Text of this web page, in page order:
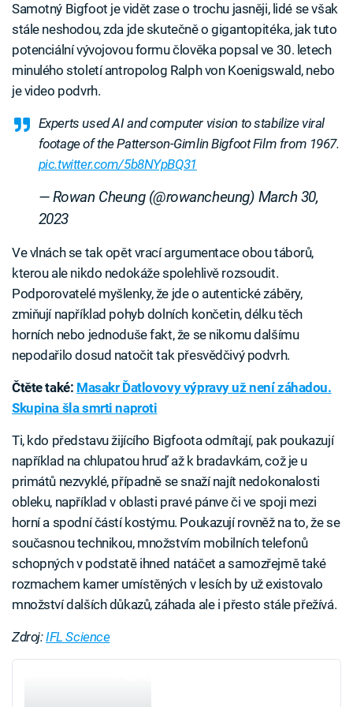
Samotný Bigfoot je vidět zase o trochu jasněji, lidé se však
stále neshodou, zda jde skutečně o gigantopitéka, jak tuto
potenciální vývojovou formu člověka popsal ve 30. letech
minulého století antropolog Ralph von Koenigswald, nebo
je video podvrh.
Experts used AI and computer vision to stabilize viral
footage of the Patterson-Gimlin Bigfoot Film from 1967.
pic.twitter.com/5b8NYpBQ31
— Rowan Cheung (@rowancheung) March 30,
2023
Ve vlnách se tak opět vrací argumentace obou táborů,
kterou ale nikdo nedokáže spolehlivě rozsoudit.
Podporovatelé myšlenky, že jde o autentické záběry,
zmiňují například pohyb dolních končetin, délku těch
horních nebo jednoduše fakt, že se nikomu dalšímu
nepodařilo dosud natočit tak přesvědčivý podvrh.
Čtěte také: Masakr Ďatlovovy výpravy už není záhadou.
Skupina šla smrti naproti
Ti, kdo představu žijícího Bigfoota odmítají, pak poukazují
například na chlupatou hruď až k bradavkám, což je u
primátů nezvyklé, případně se snaží najít nedokonalosti
obleku, například v oblasti pravé pánve či ve spoji mezi
horní a spodní částí kostýmu. Poukazují rovněž na to, že se
současnou technikou, množstvím mobilních telefonů
schopných v podstatě ihned natáčet a samozřejmě také
rozmachem kamer umístěných v lesích by už existovalo
množství dalších důkazů, záhada ale i přesto stále přežívá.
Zdroj:IFL Science